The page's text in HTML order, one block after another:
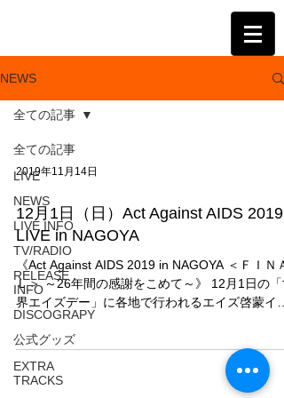
NEWS
全ての記事
LIVE
NEWS
LIVE INFO
TV/RADIO
RELEASE
INFO
DISCOGRAPY
公式グッズ
EXTRA
TRACKS
全ての記事
2019年11月14日
12月1日（日）Act Against AIDS 2019
LIVE in NAGOYA
《Act Against AIDS 2019 in NAGOYA ＜ＦＩＮＡ
Ｌ＞ ～26年間の感謝をこめて～》 12月1日の「
界エイズデー」に各地で行われるエイズ啓蒙イベ
ント 『Act Against AIDS（AAA）』の名古屋での
イブに、...